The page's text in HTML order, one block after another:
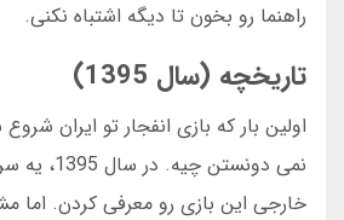
راهنما رو بخون تا دیگه اشتباه نکنی.
تاریخچه (سال 1395)
اولین بار که بازی انفجار تو ایران
نمی دونستن
خارجی این بازی رو معرفی کردن. اما